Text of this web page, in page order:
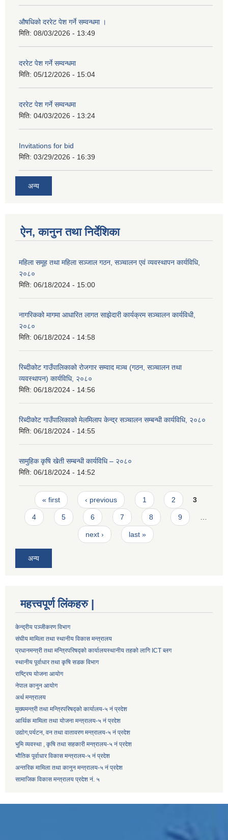
औषधिको दररेट पेश गर्ने सम्वन्धमा ।
मिति: 08/03/2026 - 13:49
दररेट पेश गर्ने सम्वन्धमा
मिति: 05/12/2026 - 15:04
दररेट पेश गर्ने सम्वन्धमा
मिति: 04/03/2026 - 13:24
Invitations for bid
मिति: 03/29/2026 - 16:39
अन्य
ऐन, कानुन तथा निर्देशिका
महिला समूह तथा महिला सञ्जाल गठन, सञ्चालन एवं व्यवस्थापन कार्यविधि,
२०८०
मिति: 06/18/2024 - 15:00
नागरिकको मागमा आधारित लागत साझेदारी कार्यक्रम सञ्चालन कार्यविधी,
२०८०
मिति: 06/18/2024 - 14:58
रिब्दीकोट गाउँपालिकाको रोजगार सम्वाद मञ्च (गठन, सञ्चालन तथा
व्यवस्थापन) कार्यविधि, २०८०
मिति: 06/18/2024 - 14:56
रिब्दीकोट गाउँपालिकाको मेलमिलाप केन्द्र सञ्चालन सम्बन्धी कार्यविधि, २०८०
मिति: 06/18/2024 - 14:55
सामुहिक कृषि खेती सम्बन्धी कार्यविधि – २०८०
मिति: 06/18/2024 - 14:52
Pages
« first ‹ previous 1 2 3
4 5 6 7 8 9 …
next › last »
अन्य
महत्त्वपूर्ण लिंकहरु |
केन्द्रीय पञ्जीकरण विभाग
संघीय मामिला तथा स्थानीय विकास मन्त्रालय
प्रधानमन्त्री तथा मन्त्रिपरिषद्को कार्यालयस्थानीय तहको लागि ICT ब्लग
स्थानीय पूर्वाधार तथा कृषि सडक विभाग
राष्ट्रिय योजना आयोग
नेपाल कानुन आयोग
अर्थ मन्त्रालय
मुख्यमन्त्री तथा मन्त्रिपरिषद्को कार्यालय-५ नं प्रदेश
आर्थिक मामिला तथा योजना मन्त्रालय-५ नं प्रदेश
उद्याेग,पर्यटन, वन तथा वातावरण मन्त्रालय-५ नं प्रदेश
भुमि व्यवस्था , कृषि तथा सहकारी मन्त्रालय-५ नं प्रदेश
भौतिक पूर्वाधार विकास मन्त्रालय-५ नं प्रदेश
अन्तरिक मामिला तथा कानुन मन्त्रालय-५ नं प्रदेश
सामाजिक विकास मन्त्रालय प्रदेश नं. ५